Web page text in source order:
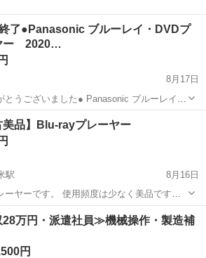
ブルーレイ・DVDプ
ー 2020…
8月17日
た● Panasonic ブルーレイ・
モコン付き DMP-BD90 中古品 ※注
意喚起※ 自社の商品が詐欺に使われております ...
城駅 映像プレーヤー、レコーダー
美品】Blu-rayプレーヤー
駅
8月16日
ーヤーです。 使用頻度は少なく美品です。
久留米駅 映像プレーヤー、レコーダー
万円・派遣社員≫機械操作・製造補
円